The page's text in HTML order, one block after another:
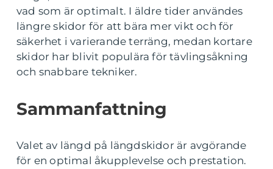
vad som är optimalt. I äldre tider användes
längre skidor för att bära mer vikt och för
säkerhet i varierande terräng, medan kortare
skidor har blivit populära för tävlingsåkning
och snabbare tekniker.
Sammanfattning
Valet av längd på längdskidor är avgörande
för en optimal åkupplevelse och prestation.